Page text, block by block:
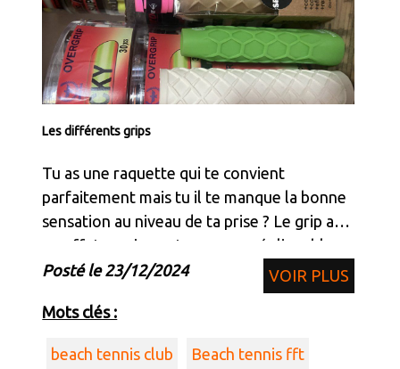
Les différents grips
Tu as une raquette qui te convient
parfaitement mais tu il te manque la bonne
sensation au niveau de ta prise ? Le grip a
en effet une importance non négligeable,
car il est garant d'une prise précise, un
maintient constant au moment de la frappe
et auss
Posté le 23/12/2024 VOIR PLUS
Mots clés :
beach tennis club Beach tennis fft